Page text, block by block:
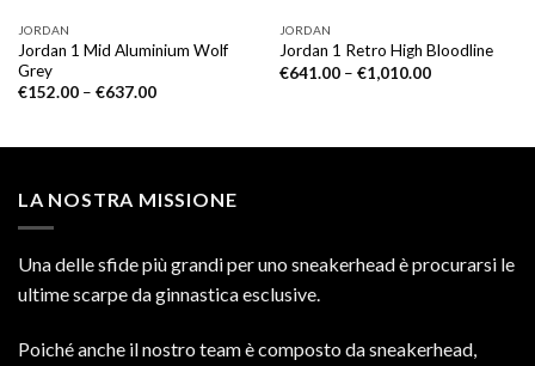
JORDAN
Jordan 1 Mid Aluminium Wolf
Grey
€152.00– €637.00
JORDAN
Jordan 1 Retro High Bloodline
€641.00– €1,010.00
LA NOSTRA MISSIONE
Una delle sfide più grandi per uno sneakerhead è procurarsi le
ultime scarpe da ginnastica esclusive.
Poiché anche il nostro team è composto da sneakerhead,